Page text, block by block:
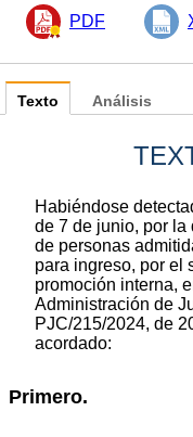
PDF
Texto
Habiéndose
de 7 de junio, por
de personas
para ingreso, por el
promoción interna,
Administración de
PJC/215/2024, de
acordado:
Primero.
Análisis